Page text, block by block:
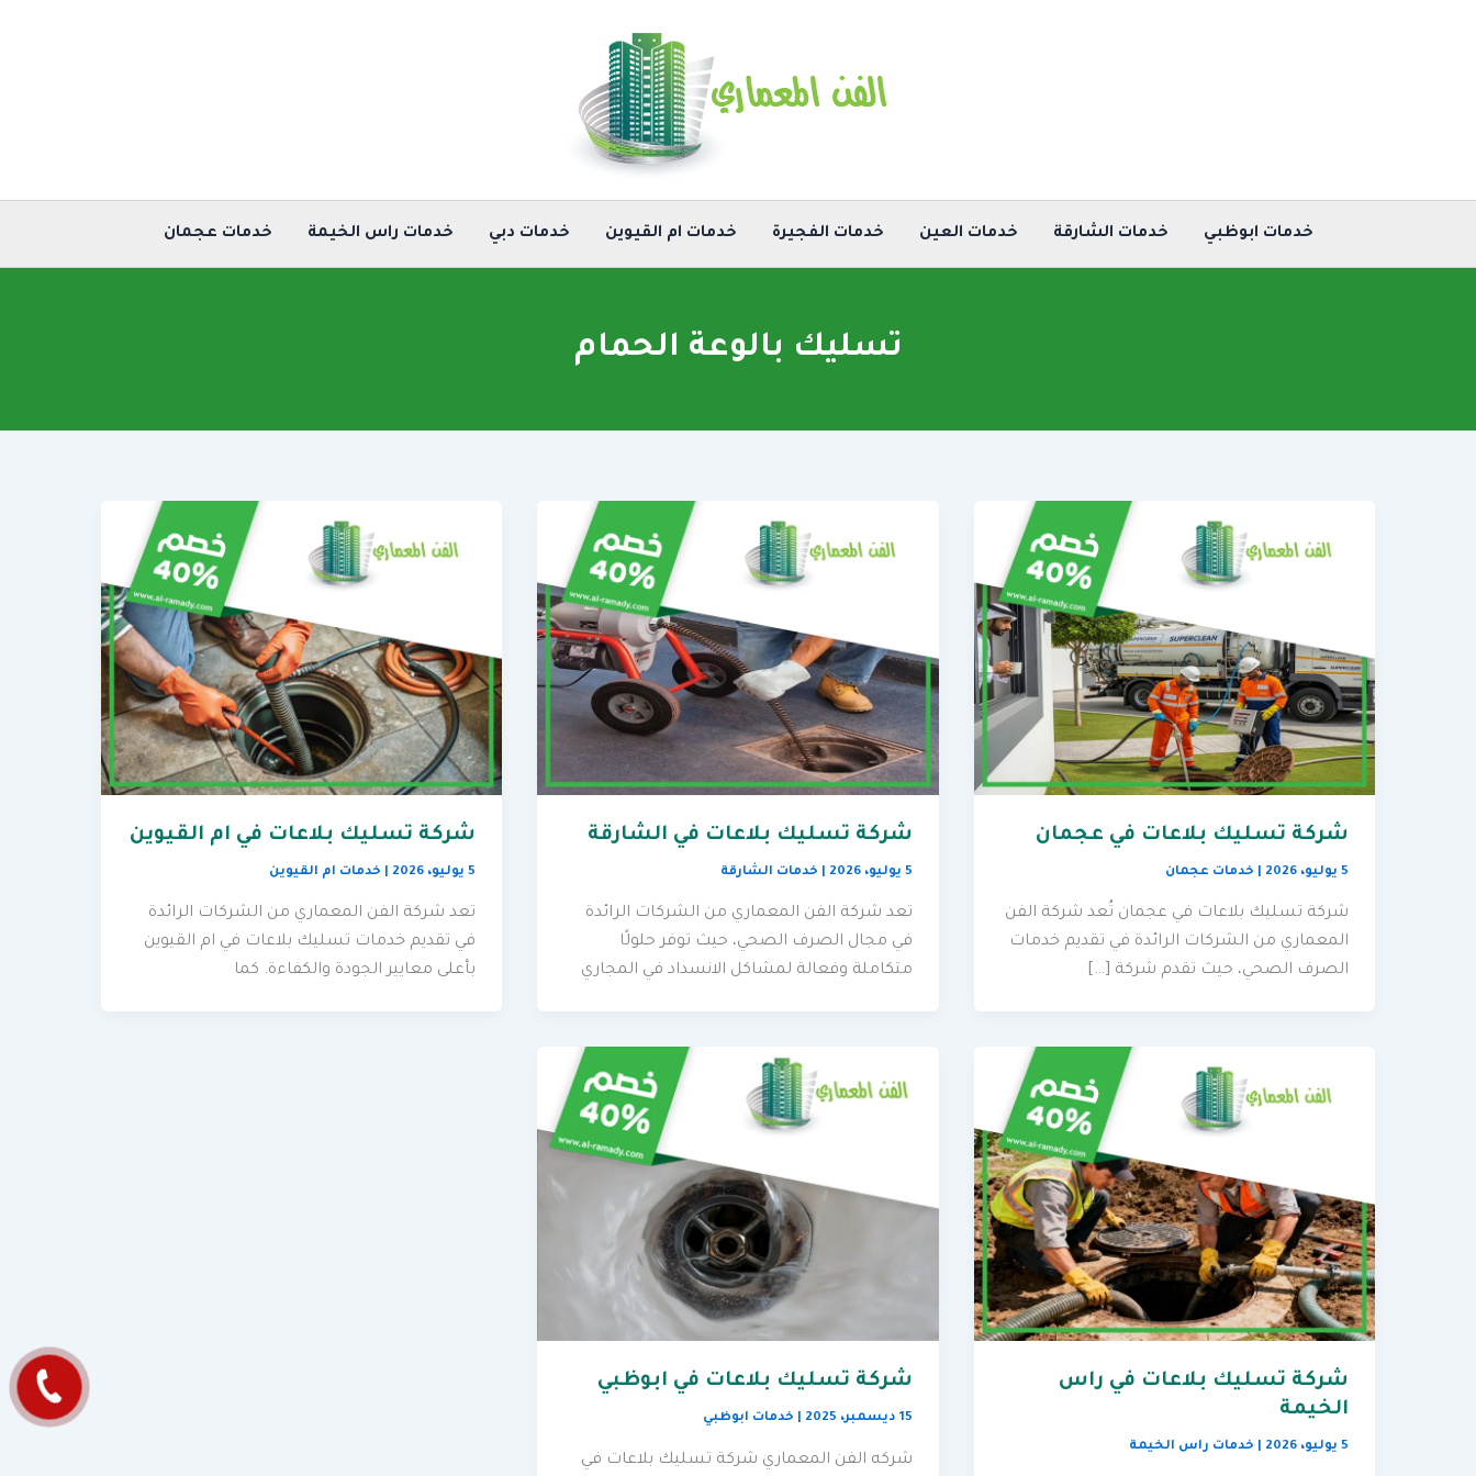
خدمات ابوظبي خدمات الشارقة خدمات العين خدمات الفجيرة خدمات ام القيوين خدمات دبي خدمات راس الخيمة خدمات عجمان
تسليك بالوعة الحمام
شركة تسليك بلاعات في عجمان
5 يوليو، 2026 خدمات عجمان
شركة تسليك بلاعات في عجمان تُعد شركة الفن
المعماري من الشركات الرائدة في تقديم خدمات
الصرف الصحي، حيث تقدم شركة […]
شركة تسليك بلاعات في الشارقة
5 يوليو، 2026 خدمات الشارقة
تعد شركة الفن المعماري من الشركات الرائدة
في مجال الصرف الصحي، حيث توفر حلولًا
متكاملة وفعالة لمشاكل الانسداد في المجاري
شركة تسليك بلاعات في ام القيوين
5 يوليو، 2026 خدمات ام القيوين
تعد شركة الفن المعماري من الشركات الرائدة
في تقديم خدمات تسليك بلاعات في ام القيوين
بأعلى معايير الجودة والكفاءة. كما
شركة تسليك بلاعات في راس
الخيمة
5 يوليو، 2026 خدمات راس الخيمة
شركة تسليك بلاعات في ابوظبي
15 ديسمبر، 2025 خدمات ابوظبي
شركه الفن المعماري شركة تسليك بلاعات في